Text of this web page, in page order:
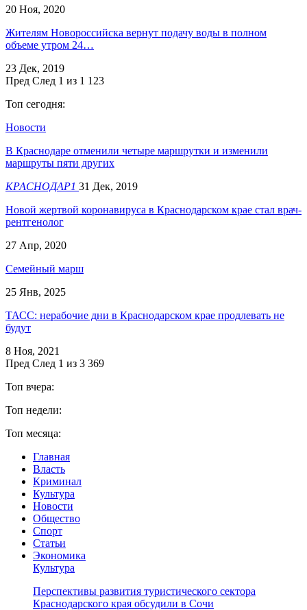
20 Ноя, 2020
Жителям Новороссийска вернут подачу воды в полном
объеме утром 24…
23 Дек, 2019
Пред След 1 из 1 123
Топ сегодня:
Новости
В Краснодаре отменили четыре маршрутки и изменили
маршруты пяти других
КРАСНОДАР1 31 Дек, 2019
Новой жертвой коронавируса в Краснодарском крае стал врач-
рентгенолог
27 Апр, 2020
Семейный марш
25 Янв, 2025
ТАСС: нерабочие дни в Краснодарском крае продлевать не
будут
8 Ноя, 2021
Пред След 1 из 3 369
Топ вчера:
Топ недели:
Топ месяца:
Главная
Власть
Криминал
Культура
Новости
Общество
Спорт
Статьи
Экономика
Культура
Перспективы развития туристического сектора
Краснодарского края обсудили в Сочи